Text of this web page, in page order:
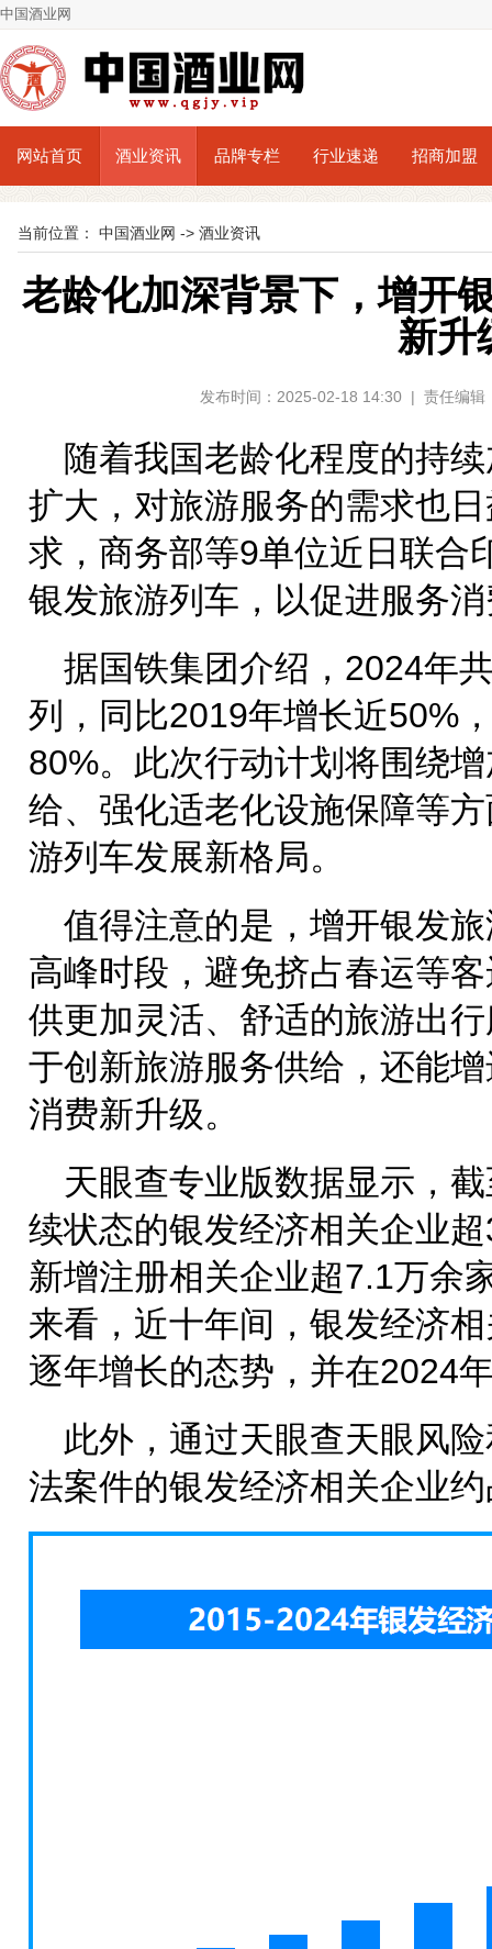
中国酒业网
网站首页 酒业资讯 品牌专栏 行业速递 招商加盟
当前位置： 中国酒业网 -> 酒业资讯
老龄化加深背景下，增开
新升
发布时间：2025-02-18 14:30 | 责任编
随着我国老龄化程度的持
扩大，对旅游服务的需求也
求，商务部等9单位近日联合
银发旅游列车，以促进服务
据国铁集团介绍，2024年
列，同比2019年增长近50%
80%。此次行动计划将围绕
给、强化适老化设施保障等
游列车发展新格局。
值得注意的是，增开银发
高峰时段，避免挤占春运等
供更加灵活、舒适的旅游出
于创新旅游服务供给，还能
消费新升级。
天眼查专业版数据显示，
续状态的银发经济相关企业
新增注册相关企业超7.1万余
来看，近十年间，银发经济
逐年增长的态势，并在2024
此外，通过天眼查天眼风
法案件的银发经济相关企业